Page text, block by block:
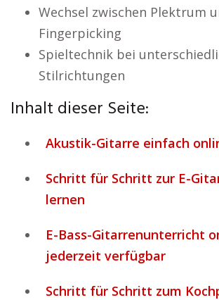
Wechsel zwischen Plektrum
Fingerpicking
Spieltechnik bei
Stilrichtungen
Inhalt dieser Seite:
Akustik-Gitarre einfach
Schritt für Schritt zur E-
lernen
E-Bass-Gitarrenunterricht
jederzeit verfügbar
Schritt für Schritt zum